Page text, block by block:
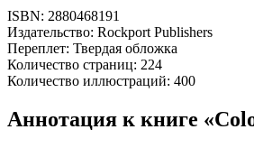
ISBN: 2880468191
Издательство: Rockport Publishers
Переплет: Твердая обложка
Количество страниц: 224
Количество иллюстраций: 400
Аннотация к книге